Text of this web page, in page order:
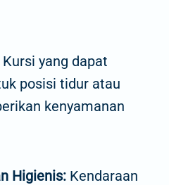
Kursi yang dapat
posisi tidur atau
kenyamanan
Higienis: Kendaraan